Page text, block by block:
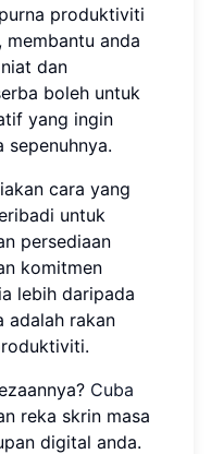
produktiviti
anda
dan
boleh untuk
yang ingin
sepenuhnya.
cara yang
untuk
persediaan
komitmen
lebih daripada
adalah rakan
Cuba
reka skrin masa
digital anda.